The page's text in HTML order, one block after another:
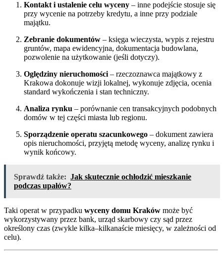
Kontakt i ustalenie celu wyceny – inne podejście stosuje się
przy wycenie na potrzeby kredytu, a inne przy podziale
majątku.
Zebranie dokumentów – księga wieczysta, wypis z rejestru
gruntów, mapa ewidencyjna, dokumentacja budowlana,
pozwolenie na użytkowanie (jeśli dotyczy).
Oględziny nieruchomości – rzeczoznawca majątkowy z
Krakowa dokonuje wizji lokalnej, wykonuje zdjęcia, ocenia
standard wykończenia i stan techniczny.
Analiza rynku – porównanie cen transakcyjnych podobnych
domów w tej części miasta lub regionu.
Sporządzenie operatu szacunkowego – dokument zawiera
opis nieruchomości, przyjętą metodę wyceny, analizę rynku i
wynik końcowy.
Sprawdź także: Jak skutecznie ochłodzić mieszkanie
podczas upałów?
Taki operat w przypadku wyceny domu Kraków może być
wykorzystywany przez bank, urząd skarbowy czy sąd przez
określony czas (zwykle kilka–kilkanaście miesięcy, w zależności od
celu).